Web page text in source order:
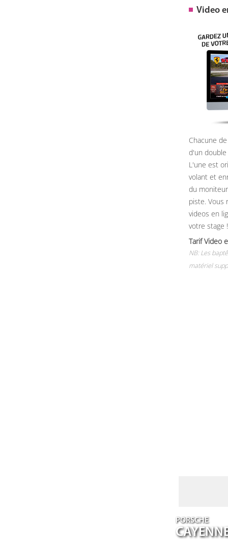
Video
Chacune
d'un
L'une est
volant et
du
piste. Vous
videos en
votre stage !
Tarif Video
NB: Les
matériel
PORSCHE